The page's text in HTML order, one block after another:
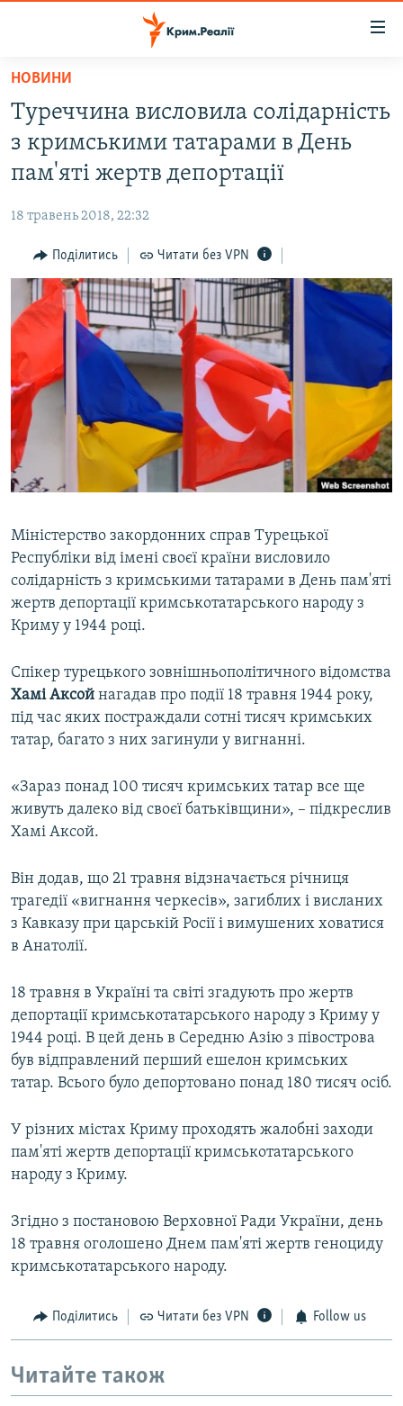
Перейти
основного
матеріалу
Перейти
до
основної
навігації
Перейти
до
пошуку
ВОДА.КРИМ
ВІДЕО ТА ФОТО
БЛОГИ
ПОГЛЯД
ІНТЕРВ'Ю
ВСЕ ЗА ДЕНЬ
СПЕЦПРОЕКТИ
ДЕПОРТАЦІЯ
ВІДЕОУРОКИ «ELIFBE»
СВІДЧЕННЯ ОКУПАЦІЇ
УКРАЇНСЬКА ПРОБЛЕМА КРИМУ
ЯК ОБІЙТИ БЛОКУВАННЯ
Русский
Qırımtatar
Усі сайти RFE/RL
НОВИНИ
Туреччина висловила солідарність
з кримськими татарами в День
пам'яті жертв депортації
18 травень 2018, 22:32
Поділитись Читати без VPN
Міністерство закордонних справ Турецької
Республіки від імені своєї країни висловило
солідарність з кримськими татарами в День пам'яті
жертв депортації кримськотатарського народу з
Криму у 1944 році.
Спікер турецького зовнішньополітичного відомства
Хамі Аксой нагадав про події 18 травня 1944 року,
під час яких постраждали сотні тисяч кримських
татар, багато з них загинули у вигнанні.
«Зараз понад 100 тисяч кримських татар все ще
живуть далеко від своєї батьківщини», – підкреслив
Хамі Аксой.
Він додав, що 21 травня відзначається річниця
трагедії «вигнання черкесів», загиблих і висланих
з Кавказу при царській Росії і вимушених ховатися
в Анатолії.
18 травня в Україні та світі згадують про жертв
депортації кримськотатарського народу з Криму у
1944 році. В цей день в Середню Азію з півострова
був відправлений перший ешелон кримських
татар. Всього було депортовано понад 180 тисяч осіб.
У різних містах Криму проходять жалобні заходи
пам'яті жертв депортації кримськотатарського
народу з Криму.
Згідно з постановою Верховної Ради України, день
18 травня оголошено Днем пам'яті жертв геноциду
кримськотатарського народу.
Поділитись Читати без VPN Follow us
Читайте також